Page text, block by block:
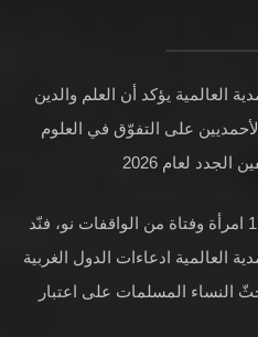
العالمية يؤكد أن العلم والدين
على التفوّق في العلوم
لعام 2026
في خطابٍ أمام أكثر من 1700 امرأة وفتاة من الواقفات نو، فنّد
العالمية ادعاءات الدول الغربية
النساء المسلمات على اعتبار